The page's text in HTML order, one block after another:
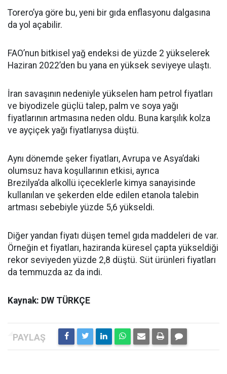
Torero’ya göre bu, yeni bir gıda enflasyonu dalgasına
da yol açabilir.
FAO’nun bitkisel yağ endeksi de yüzde 2 yükselerek
Haziran 2022’den bu yana en yüksek seviyeye ulaştı.
İran savaşının nedeniyle yükselen ham petrol fiyatları
ve biyodizele güçlü talep, palm ve soya yağı
fiyatlarının artmasına neden oldu. Buna karşılık kolza
ve ayçiçek yağı fiyatlarıysa düştü.
Aynı dönemde şeker fiyatları, Avrupa ve Asya’daki
olumsuz hava koşullarının etkisi, ayrıca
Brezilya’da alkollü içeceklerle kimya sanayisinde
kullanılan ve şekerden elde edilen etanola talebin
artması sebebiyle yüzde 5,6 yükseldi.
Diğer yandan fiyatı düşen temel gıda maddeleri de var.
Örneğin et fiyatları, haziranda küresel çapta yükseldiği
rekor seviyeden yüzde 2,8 düştü. Süt ürünleri fiyatları
da temmuzda az da indi.
Kaynak: DW TÜRKÇE